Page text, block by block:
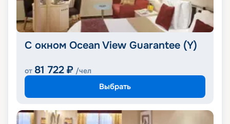
С окном Ocean View Guarantee (Y)
от 81 722 ₽ /чел
Выбрать